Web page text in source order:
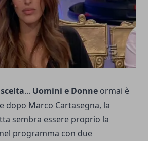
... Uomini e Donne ormai è
dopo Marco Cartasegna, la
sembra essere proprio la
programma con due